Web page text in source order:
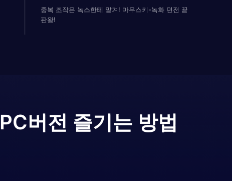
중복 조작은 녹스한테 맡겨! 마우스키-녹화 던전 끝
판왕!
PC버전 즐기는 방법